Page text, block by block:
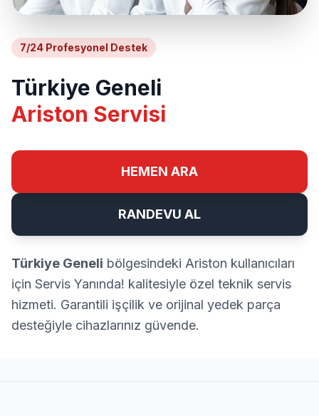
7/24 Profesyonel Destek
Türkiye Geneli
Ariston Servisi
HEMEN ARA
RANDEVU AL
Türkiye Geneli bölgesindeki Ariston kullanıcıları
için Servis Yanında! kalitesiyle özel teknik servis
hizmeti. Garantili işçilik ve orijinal yedek parça
desteğiyle cihazlarınız güvende.